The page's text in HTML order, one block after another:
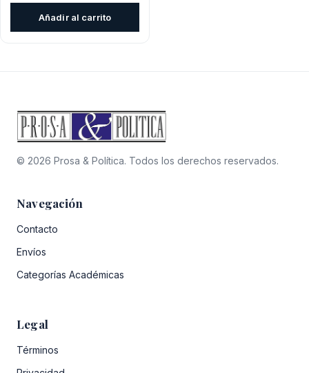
Añadir al carrito
© 2026 Prosa & Política. Todos los derechos reservados.
Navegación
Contacto
Envíos
Categorías Académicas
Legal
Términos